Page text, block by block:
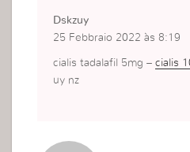
Dskzuy
25 Febbraio 2022 às 8:19
cialis tadalafil 5mg –cialis
uy nz